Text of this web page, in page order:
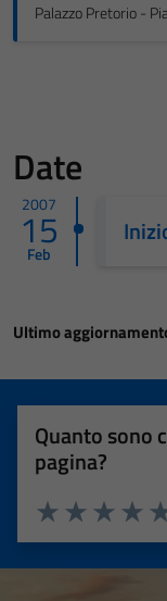
Palazzo Pretorio -
Date
2007
15
Feb
Ultimo
Quanto sono
pagina?
Valuta 3
Valuta 2
Valuta 1 stelle su